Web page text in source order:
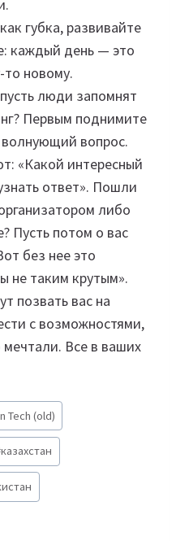
губка, развивайте
каждый день — это
то новому.
люди запомнят
Первым поднимите
вопрос.
«Какой интересный
ответ». Пошли
либо
Пусть потом о вас
без нее это
не таким крутым».
позвать вас на
с возможностями,
Все в ваших
Tech (old)
казахстан